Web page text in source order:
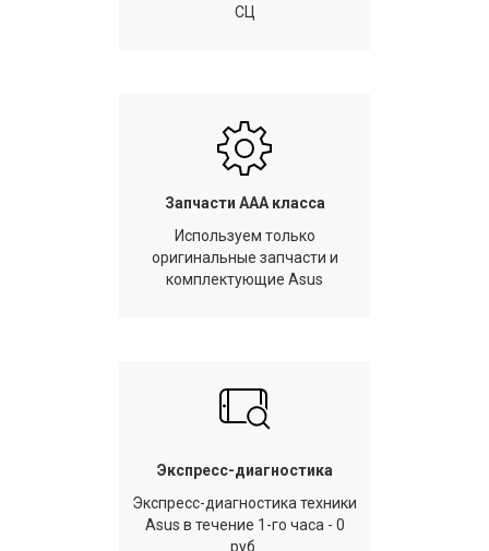
СЦ
Запчасти AAA класса
Используем только
оригинальные запчасти и
комплектующие Asus
Экспресс-диагностика
Экспресс-диагностика техники
Asus в течение 1-го часа - 0
руб.